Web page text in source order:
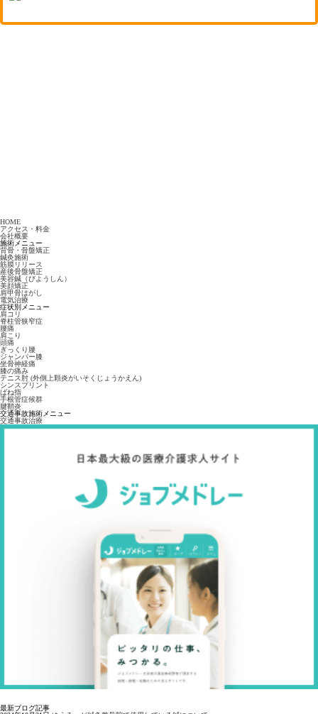
HOME
アクセス・料金
会社概要
施術メニュー
背骨・骨盤矯正
鍼灸施術
筋膜リリース
産後骨盤矯正
美容鍼（びようしん）
美顔矯正
肩甲骨はがし
電気治療
症状別メニュー
肩コリ
脊柱管狭窄症
腰痛
肩こり
頭痛
ぎっくり腰
ジャンパー膝
坐骨神経痛
膝の痛み
テニス肘 (外側上顆炎がいそくじょうかえん)
シンスプリント
ばね指
手根管症候群
腱鞘炎
交通事故施術メニュー
交通事故治療
最新ブログ記事